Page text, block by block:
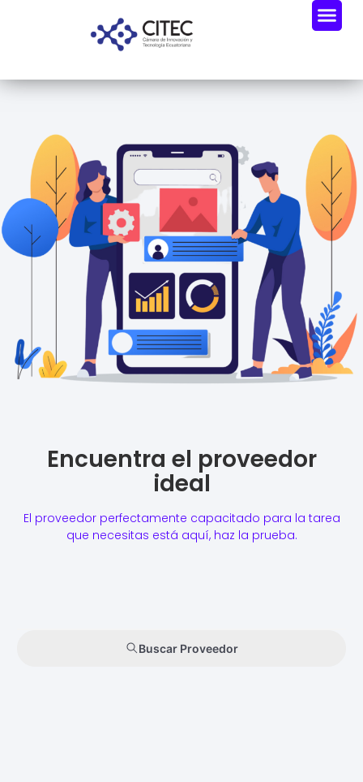
Encuentra el proveedor
ideal
El proveedor perfectamente capacitado para la tarea
que necesitas está aquí, haz la prueba.
Buscar Proveedor